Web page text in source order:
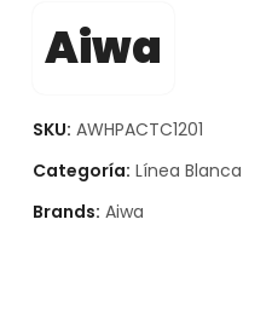
Aiwa
SKU: AWHPACTC1201
Categoría: Línea Blanca
Brands: Aiwa